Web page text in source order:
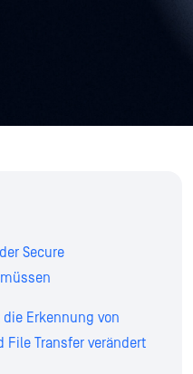
Secure
Erkennung von
File Transfer verändert